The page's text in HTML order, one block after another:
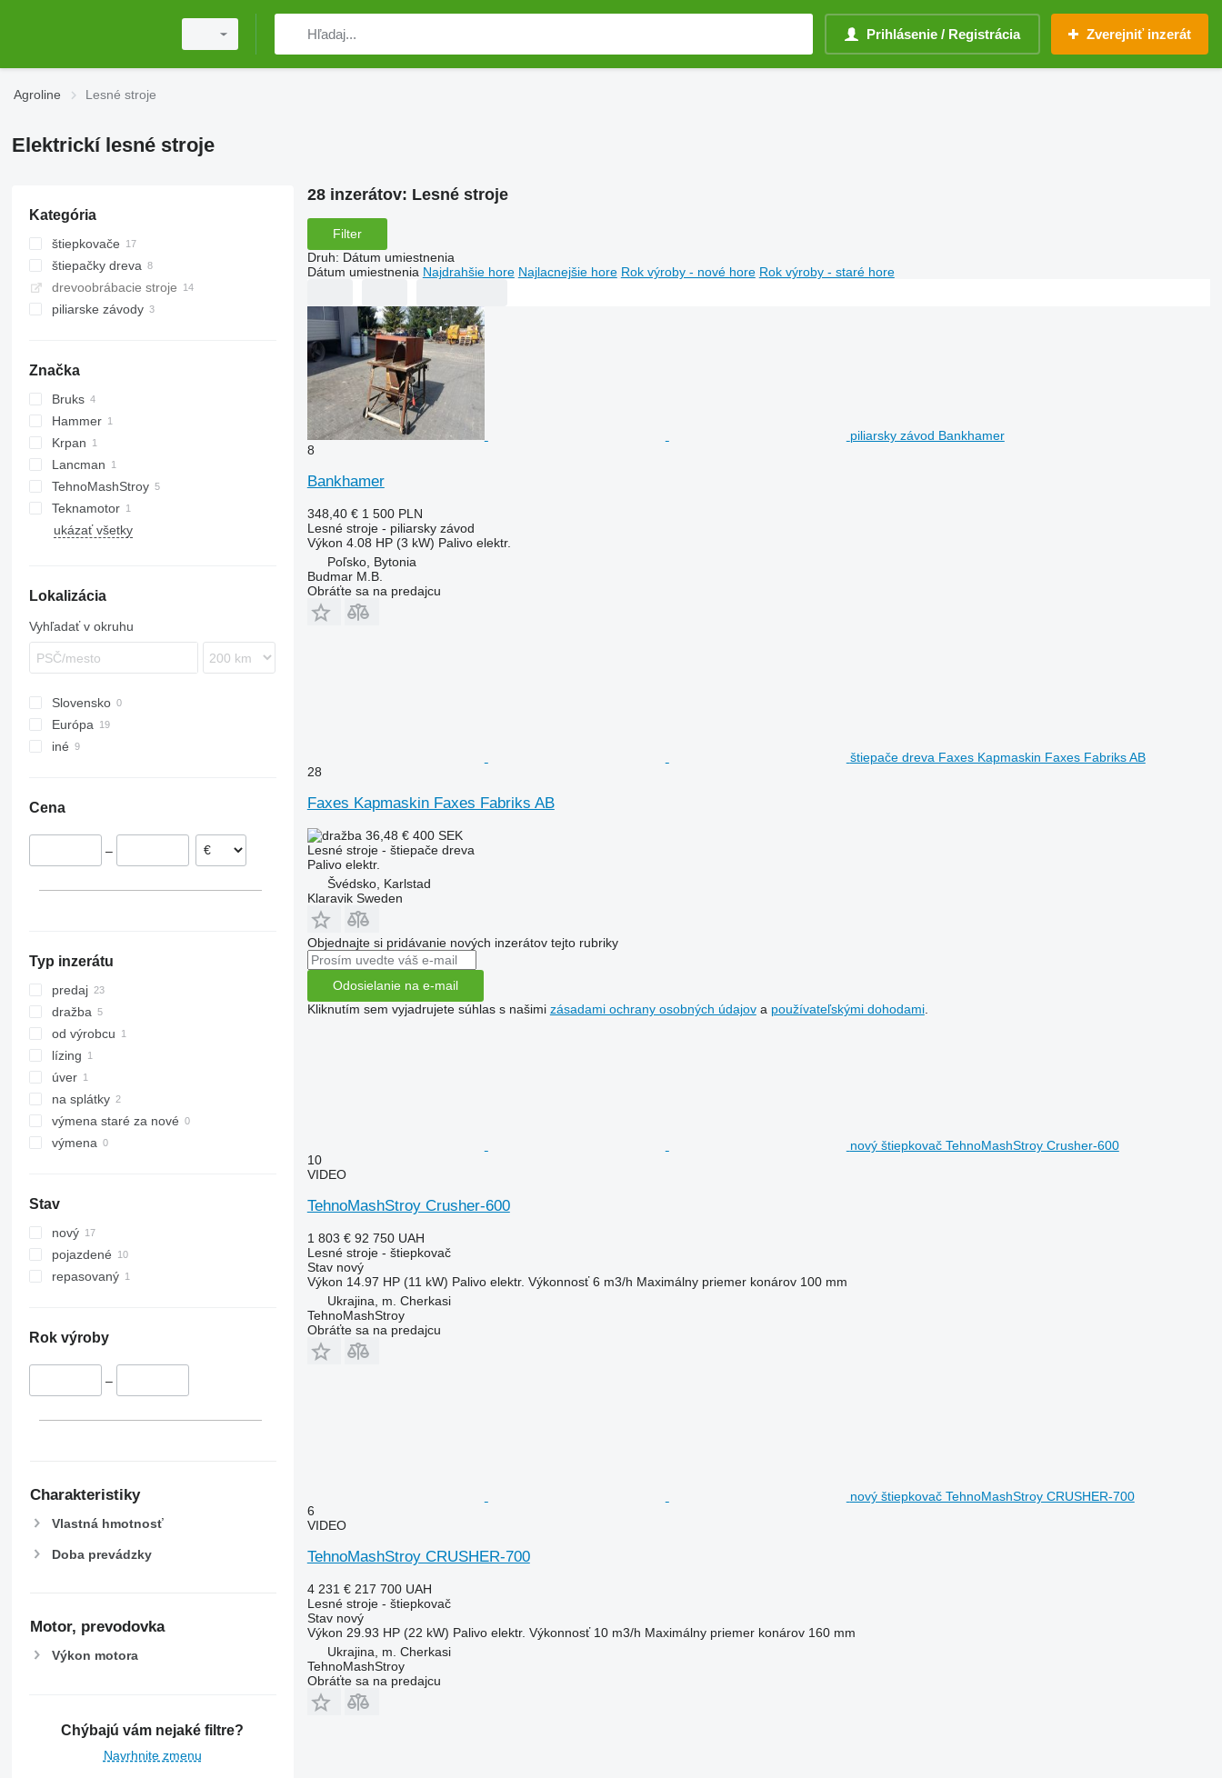
Prihlásenie / Registrácia Zverejniť inzerát
Agroline Lesné stroje
Elektrickí lesné stroje
Kategória
štiepkovače
štiepačky dreva
drevoobrábacie stroje
piliarske závody
Značka
Bruks
Hammer
Krpan
Lancman
SAF
TehnoMashStroy
Teknamotor
Skorpion
ukázať všetky
Lokalizácia
Vyhľadať v okruhu
Slovensko
Európa
Nemecko
Švédsko
iné
Cena
–
Typ inzerátu
predaj
dražba
od výrobcu
lízing
úver
na splátky
výmena staré za nové
výmena
Stav
nový
pojazdené
repasovaný
Rok výroby
–
Charakteristiky
Vlastná hmotnosť
Doba prevádzky
Motor, prevodovka
Výkon motora
Chýbajú vám nejaké filtre?
Navrhnite zmenu
28 inzerátov: Lesné stroje
Filter
Druh: Dátum umiestnenia
Dátum umiestnenia Najdrahšie hore Najlacnejšie hore Rok výroby - nové hore Rok výroby - staré hore
piliarsky závod Bankhamer
8
Bankhamer
348,40 € 1 500 PLN
Lesné stroje - piliarsky závod
Výkon 4.08 HP (3 kW) Palivo elektr.
Poľsko, Bytonia
Budmar M.B.
Obráťte sa na predajcu
štiepače dreva Faxes Kapmaskin Faxes Fabriks AB
28
Faxes Kapmaskin Faxes Fabriks AB
36,48 € 400 SEK
Lesné stroje - štiepače dreva
Palivo elektr.
Švédsko, Karlstad
Klaravik Sweden
Objednajte si pridávanie nových inzerátov tejto rubriky
Odosielanie na e-mail
Kliknutím sem vyjadrujete súhlas s našimi zásadami ochrany osobných údajova používateľskými dohodami.
nový štiepkovač TehnoMashStroy Crusher-600
10
VIDEO
TehnoMashStroy Crusher-600
1 803 € 92 750 UAH
Lesné stroje - štiepkovač
Stavnový
Výkon 14.97 HP (11 kW) Palivo elektr. Výkonnosť 6 m3/h Maximálny priemer konárov 100 mm
Ukrajina, m. Cherkasi
TehnoMashStroy
Obráťte sa na predajcu
nový štiepkovač TehnoMashStroy CRUSHER-700
6
VIDEO
TehnoMashStroy CRUSHER-700
4 231 € 217 700 UAH
Lesné stroje - štiepkovač
Stavnový
Výkon 29.93 HP (22 kW) Palivo elektr. Výkonnosť 10 m3/h Maximálny priemer konárov 160 mm
Ukrajina, m. Cherkasi
TehnoMashStroy
Obráťte sa na predajcu